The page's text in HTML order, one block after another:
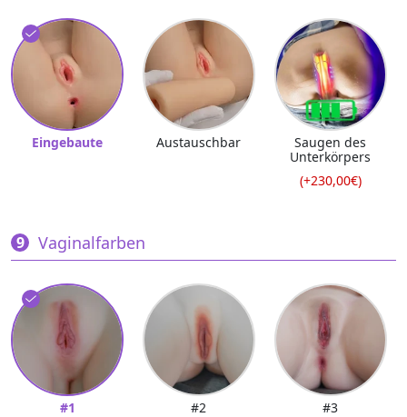
Eingebaute Austauschbar
Saugen des
Unterkörpers
(+230,00€)
Vaginalfarben
#1 #2 #3